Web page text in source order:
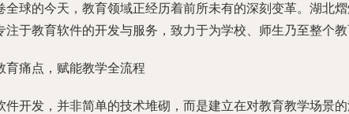
全球的今天，教育领域正经历着前所未有的深刻变革。湖北
于教育软件的开发与服务，致力于为学校、师生乃至整个
育痛点，赋能教学全流程
件开发，并非简单的技术堆砌，而是建立在对教育教学场景